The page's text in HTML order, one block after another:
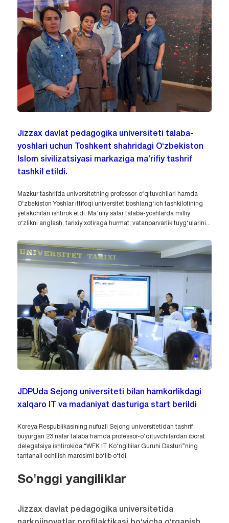
Jizzax davlat pedagogika universiteti talaba-
yoshlari uchun Toshkent shahridagi O‘zbekiston
Islom sivilizatsiyasi markaziga ma’rifiy tashrif
tashkil etildi.
Mazkur tashrifda universitetning professor-o‘qituvchilari hamda
O‘zbekiston Yoshlar ittifoqi universitet boshlang‘ich tashkilotining
yetakchilari ishtirok etdi. Ma’rifiy safar talaba-yoshlarda milliy
o‘zlikni anglash, tarixiy xotiraga hurmat, vatanparvarlik tuyg‘ularini...
JDPUda Sejong universiteti bilan hamkorlikdagi
xalqaro IT va madaniyat dasturiga start berildi
Koreya Respublikasining nufuzli Sejong universitetidan tashrif
buyurgan 23 nafar talaba hamda professor-o‘qituvchilardan iborat
delegatsiya ishtirokida “WFK IT Ko‘ngillilar Guruhi Dasturi”ning
tantanali ochilish marosimi bo‘lib o‘tdi.
So'nggi yangiliklar
Jizzax davlat pedagogika universitetida